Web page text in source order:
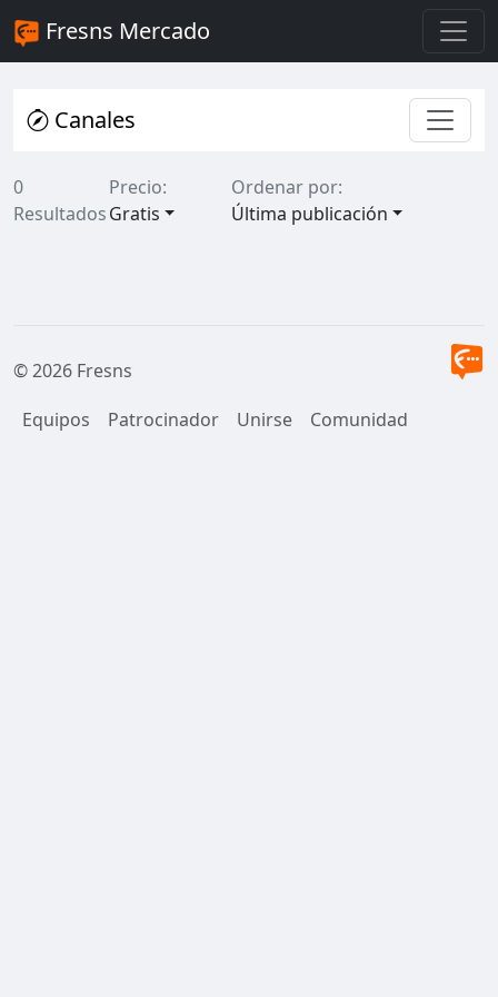
Fresns Mercado
Canales
0
Resultados
Precio:
Gratis
Ordenar por:
Última publicación
© 2026 Fresns
Equipos
Patrocinador Unirse Comunidad